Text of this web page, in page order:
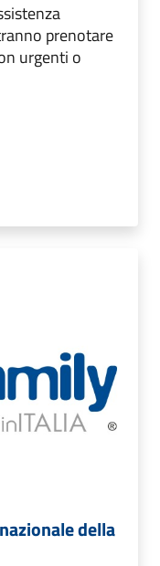
prenotare
urgenti o
della